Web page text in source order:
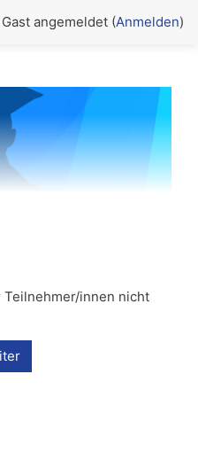
angemeldet (Anmelden)
innen nicht